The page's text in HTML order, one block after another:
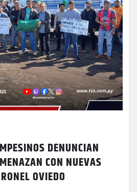
DENUNCIAN
CON NUEVAS
OVIEDO